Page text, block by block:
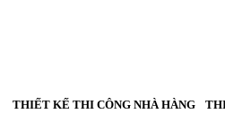
hình LED khổ lớn và không gian trải
THIẾT KẾ THI CÔNG NHÀ HÀNG